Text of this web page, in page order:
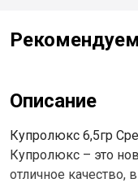
Описание
Купролюкс 6,5гр
Купролюкс – это
отличное качество,